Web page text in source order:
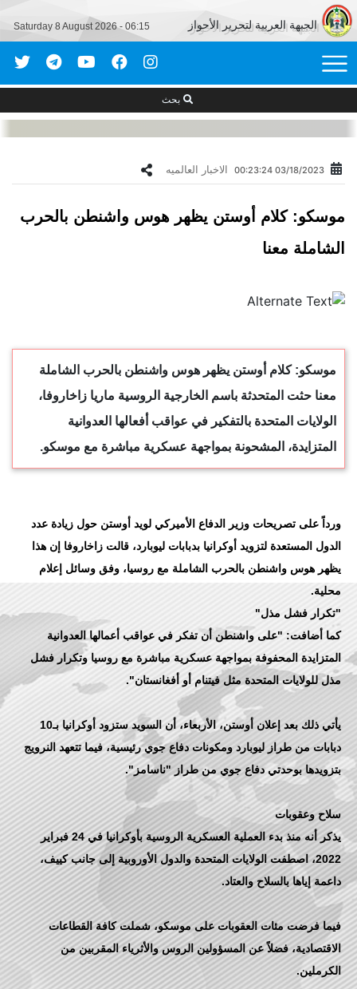
الجبهة العربية لتحرير الأحواز Saturday 8 August 2026 - 06:15
بحث
03/18/2023 00:23:24 الاخبار العالمیه
موسكو: كلام أوستن يظهر هوس واشنطن بالحرب
الشاملة معنا
موسكو: كلام أوستن يظهر هوس واشنطن بالحرب الشاملة
معنا حثت المتحدثة باسم الخارجية الروسية ماريا زاخاروفا،
الولايات المتحدة بالتفكير في عواقب أفعالها العدوانية
المتزايدة، المشحونة بمواجهة عسكرية مباشرة مع موسكو.
ورداً على تصريحات وزير الدفاع الأميركي لويد أوستن حول زيادة عدد
الدول المستعدة لتزويد أوكرانيا بدبابات ليوبارد، قالت زاخاروفا إن هذا
يظهر هوس واشنطن بالحرب الشاملة مع روسيا، وفق وسائل إعلام
كما أضافت: "على واشنطن أن تفكر في عواقب أعمالها العدوانية
المتزايدة المحفوفة بمواجهة عسكرية مباشرة مع روسيا وتكرار فشل
يأتي ذلك بعد إعلان أوستن، الأربعاء، أن السويد ستزود أوكرانيا بـ10
دبابات من طراز ليوبارد ومكونات دفاع جوي رئيسية، فيما تتعهد النرويج
يذكر أنه منذ بدء العملية العسكرية الروسية بأوكرانيا في 24 فبراير
2022، اصطفت الولايات المتحدة والدول الأوروبية إلى جانب كييف،
فيما فرضت مئات العقوبات على موسكو، شملت كافة القطاعات
الاقتصادية، فضلاً عن المسؤولين الروس والأثرياء المقربين من